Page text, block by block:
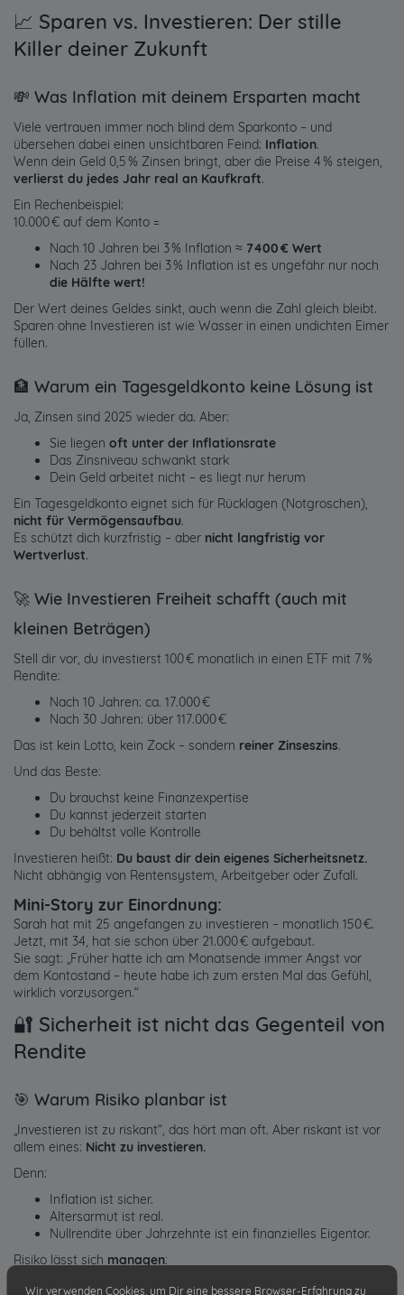
📈 Sparen vs. Investieren: Der stille
Killer deiner Zukunft
💸 Was Inflation mit deinem Ersparten macht
Viele vertrauen immer noch blind dem Sparkonto – und
übersehen dabei einen unsichtbaren Feind: Inflation.
Wenn dein Geld 0,5 % Zinsen bringt, aber die Preise 4 % steigen,
verlierst du jedes Jahr real an Kaufkraft.
Ein Rechenbeispiel:
10.000 € auf dem Konto =
Nach 10 Jahren bei 3 % Inflation ≈ 7400 € Wert
Nach 23 Jahren bei 3 % Inflation ist es ungefähr nur noch
die Hälfte wert!
Der Wert deines Geldes sinkt, auch wenn die Zahl gleich bleibt.
Sparen ohne Investieren ist wie Wasser in einen undichten Eimer
füllen.
🏦 Warum ein Tagesgeldkonto keine Lösung ist
Ja, Zinsen sind 2025 wieder da. Aber:
Sie liegen oft unter der Inflationsrate
Das Zinsniveau schwankt stark
Dein Geld arbeitet nicht – es liegt nur herum
Ein Tagesgeldkonto eignet sich für Rücklagen (Notgroschen),
nicht für Vermögensaufbau.
Es schützt dich kurzfristig – aber nicht langfristig vor
Wertverlust.
🚀 Wie Investieren Freiheit schafft (auch mit
kleinen Beträgen)
Stell dir vor, du investierst 100 € monatlich in einen ETF mit 7 %
Rendite:
Nach 10 Jahren: ca. 17.000 €
Nach 30 Jahren: über 117.000 €
Das ist kein Lotto, kein Zock – sondern reiner Zinseszins.
Und das Beste:
Du brauchst keine Finanzexpertise
Du kannst jederzeit starten
Du behältst volle Kontrolle
Investieren heißt: Du baust dir dein eigenes Sicherheitsnetz.
Nicht abhängig von Rentensystem, Arbeitgeber oder Zufall.
Mini-Story zur Einordnung:
Sarah hat mit 25 angefangen zu investieren – monatlich 150 €.
Jetzt, mit 34, hat sie schon über 21.000 € aufgebaut.
Sie sagt: „Früher hatte ich am Monatsende immer Angst vor
dem Kontostand – heute habe ich zum ersten Mal das Gefühl,
wirklich vorzusorgen.“
🔐 Sicherheit ist nicht das Gegenteil von
Rendite
🎯 Warum Risiko planbar ist
„Investieren ist zu riskant“, das hört man oft. Aber riskant ist vor
allem eines: Nicht zu investieren.
Denn:
Inflation ist sicher.
Altersarmut ist real.
Nullrendite über Jahrzehnte ist ein finanzielles Eigentor.
Risiko lässt sich managen:
Mit Streuung über viele Aktien (z. B. ETFs)
Wir verwenden Cookies, um Dir eine bessere Browser-Erfahrung zu